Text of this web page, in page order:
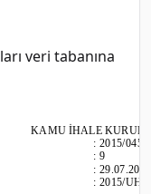
veri tabanına
KAMU İHALE
:2015/045
:9
:
:2015/